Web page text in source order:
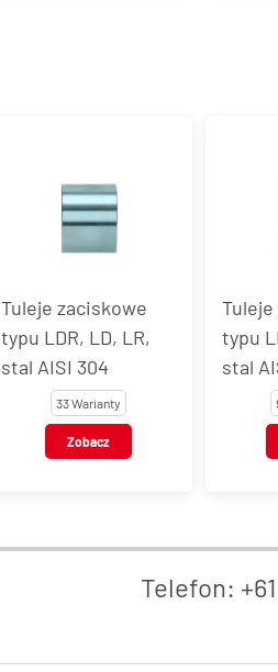
Tuleje zaciskowe
typu LDR, LD, LR,
stal AISI 316
9 Wariantów
Zobacz
stal
Telefon: